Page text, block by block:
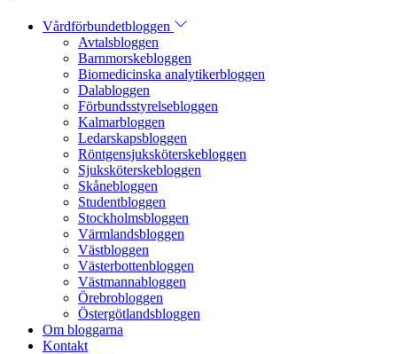
Vårdförbundetbloggen
Avtalsbloggen
Barnmorskebloggen
Biomedicinska analytikerbloggen
Dalabloggen
Förbundsstyrelsebloggen
Kalmarbloggen
Ledarskapsbloggen
Röntgensjuksköterskebloggen
Sjuksköterskebloggen
Skånebloggen
Studentbloggen
Stockholmsbloggen
Värmlandsbloggen
Västbloggen
Västerbottenbloggen
Västmannabloggen
Örebrobloggen
Östergötlandsbloggen
Om bloggarna
Kontakt